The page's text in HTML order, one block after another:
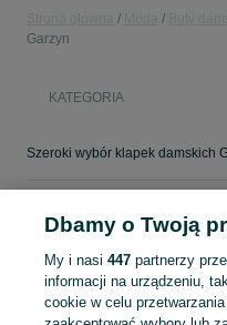
Garzyn
KATEGORIA
Mapa miejscowości
Mapa ministron
Popularne wyszukiwania
Dbamy o Twoją
My i nasi447 partnerzy
informacji na urządzeniu,
cookie w celu